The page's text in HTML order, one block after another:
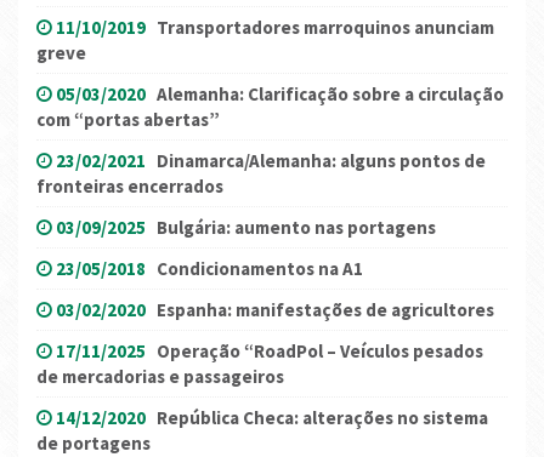
11/10/2019 Transportadores marroquinos anunciam
greve
05/03/2020 Alemanha: Clarificação sobre a circulação
com “portas abertas”
23/02/2021 Dinamarca/Alemanha: alguns pontos de
fronteiras encerrados
03/09/2025 Bulgária: aumento nas portagens
23/05/2018 Condicionamentos na A1
03/02/2020 Espanha: manifestações de agricultores
17/11/2025 Operação “RoadPol – Veículos pesados
de mercadorias e passageiros
14/12/2020 República Checa: alterações no sistema
de portagens